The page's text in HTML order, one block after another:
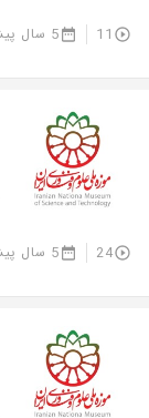
11 5 سال پیش
24 5 سال پیش